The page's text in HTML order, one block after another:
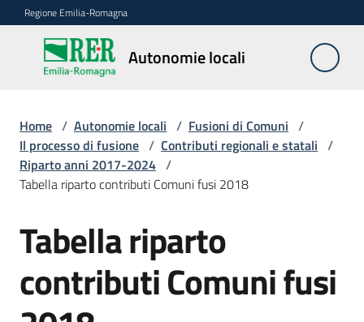
Vai al contenuto
Vai alla navigazione
Vai al footer
Regione Emilia-Romagna
Autonomie locali
Autonomie
locali
Riordino
territoriale
di
Comuni
Fusioni
di
Home / Autonomie locali / Fusioni di Comuni /
Il processo di fusione / Contributi regionali e statali /
Riparto anni 2017-2024 /
Tabella riparto contributi Comuni fusi 2018
Tabella riparto
contributi Comuni fusi